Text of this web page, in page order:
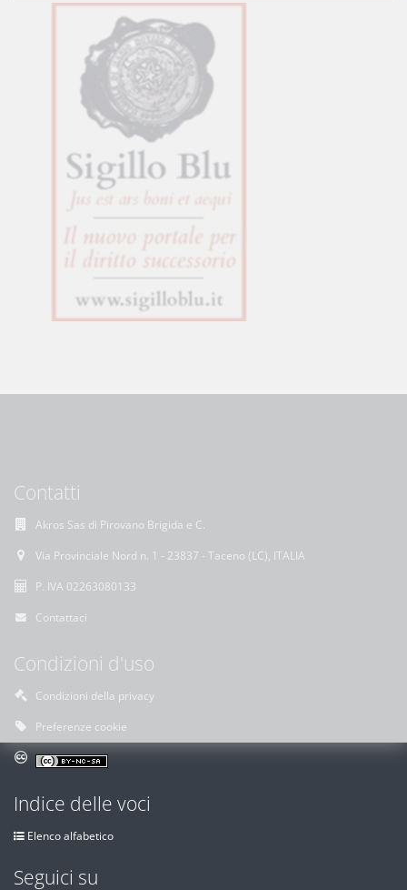
Contatti
Akros Sas di Pirovano Brigida e C.
Via Provinciale Nord n. 1 - 23837 - Taceno (LC), ITALIA
P. IVA 02263080133
Contattaci
Condizioni d'uso
Condizioni della privacy
Preferenze cookie
Indice delle voci
Elenco alfabetico
Seguici su